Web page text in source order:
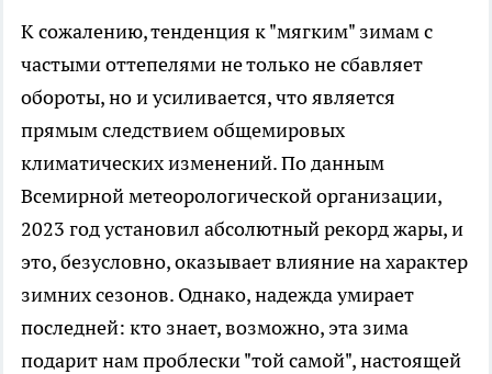
К сожалению, тенденция к "мягким" зимам с
частыми оттепелями не только не сбавляет
обороты, но и усиливается, что является
прямым следствием общемировых
климатических изменений. По данным
Всемирной метеорологической организации,
2023 год установил абсолютный рекорд жары, и
это, безусловно, оказывает влияние на характер
зимних сезонов. Однако, надежда умирает
последней: кто знает, возможно, эта зима
подарит нам проблески "той самой", настоящей